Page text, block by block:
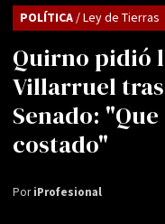
Quirno pidió
Villarruel
Senado:
costado"
POLÍTICA/ Ley de Tierras
PoriProfesional